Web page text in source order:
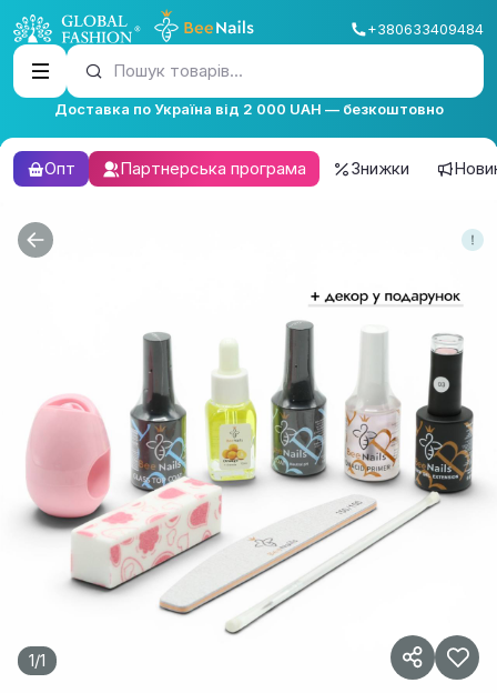
+380633409484
Пошук товарів...
Доставка по Україна від 2 000 UAH — безкоштовно
Опт Партнерська програма Знижки
1/1